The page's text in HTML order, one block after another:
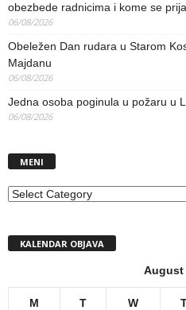
obezbede radnicima i kome se
06/08/2026
Obeležen Dan rudara u Starom
Majdanu
06/08/2026
Jedna osoba poginula u požaru u
06/08/2026
MENI
MENI
KALENDAR OBJAVA
August
M T W